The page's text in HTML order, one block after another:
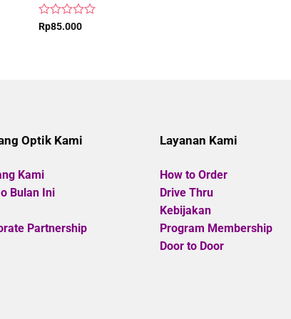
Rated
Rp85.000
Optik Kami
Kami
Bulan Ini
Partnership
Layanan Kami
How to Order
Drive Thru
Kebijakan
Program Membership
Door to Door